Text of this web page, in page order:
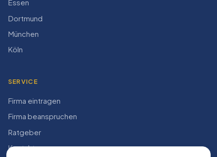
Essen
Dortmund
München
Köln
SERVICE
Firma eintragen
Firma beanspruchen
Ratgeber
Kontakt